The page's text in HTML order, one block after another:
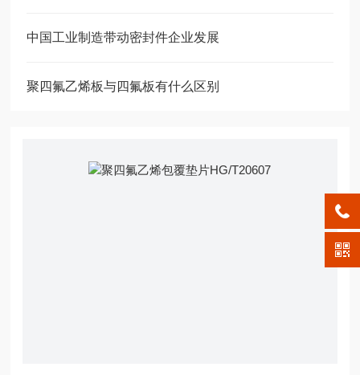
中国工业制造带动密封件企业发展
聚四氟乙烯板与四氟板有什么区别